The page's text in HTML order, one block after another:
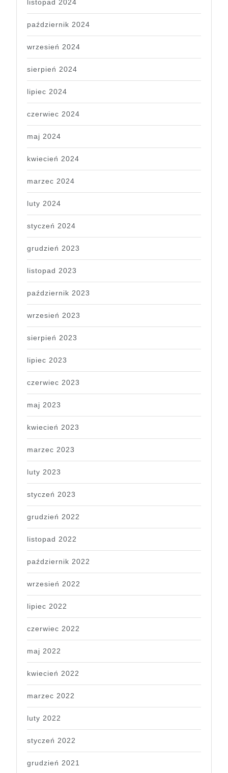
listopad 2024
październik 2024
wrzesień 2024
sierpień 2024
lipiec 2024
czerwiec 2024
maj 2024
kwiecień 2024
marzec 2024
luty 2024
styczeń 2024
grudzień 2023
listopad 2023
październik 2023
wrzesień 2023
sierpień 2023
lipiec 2023
czerwiec 2023
maj 2023
kwiecień 2023
marzec 2023
luty 2023
styczeń 2023
grudzień 2022
listopad 2022
październik 2022
wrzesień 2022
lipiec 2022
czerwiec 2022
maj 2022
kwiecień 2022
marzec 2022
luty 2022
styczeń 2022
grudzień 2021